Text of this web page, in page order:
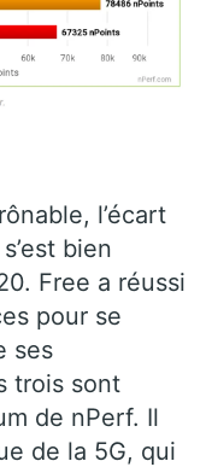
l’écart
bien
Free a réussi
pour se
ses
trois sont
de nPerf. Il
de la 5G, qui